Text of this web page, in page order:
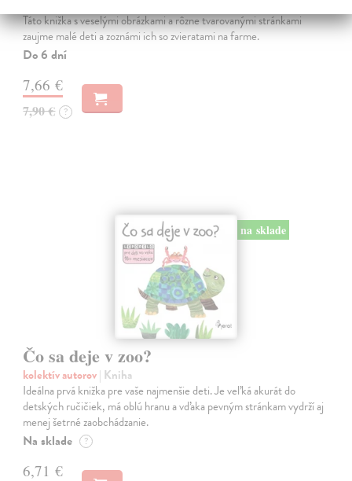
Táto knižka s veselými obrázkami a rôzne tvarovanými stránkami
zaujme malé deti a zoznámi ich so zvieratami na farme.
Do 6 dní
7,66 €
7,90 € ?
na sklade
Čo sa deje v zoo?
kolektív autorov| Kniha
Ideálna prvá knižka pre vaše najmenšie deti. Je veľká akurát do
detských ručičiek, má oblú hranu a vďaka pevným stránkam vydrží aj
menej šetrné zaobchádzanie.
Na sklade ?
6,71 €